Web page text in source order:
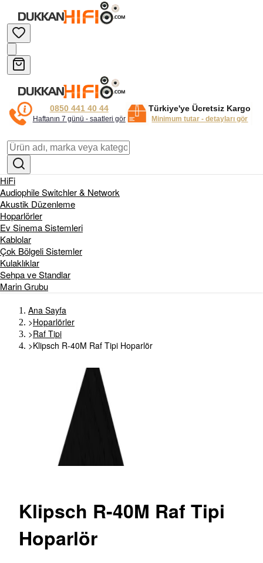
0850 441 40 44
Haftanın 7 günü - saatleri gör
Türkiye'ye Ücretsiz Kargo
Minimum tutar - detayları gör
HiFi
Audiophile Switchler & Network
Akustik Düzenleme
Hoparlörler
Ev Sinema Sistemleri
Kablolar
Çok Bölgeli Sistemler
Kulaklıklar
Sehpa ve Standlar
Marin Grubu
Ana Sayfa
>Hoparlörler
>Raf Tipi
>Klipsch R-40M Raf Tipi Hoparlör
Klipsch R-40M Raf Tipi
Hoparlör